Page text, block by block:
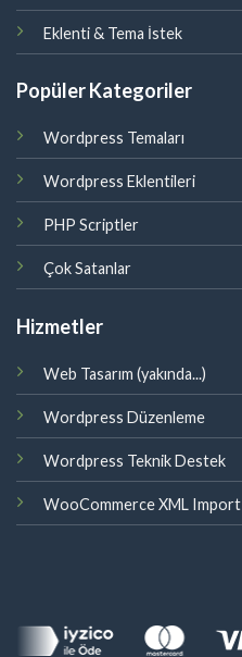
Eklenti & Tema İstek
Popüler Kategoriler
Wordpress Temaları
Wordpress Eklentileri
PHP Scriptler
Çok Satanlar
Hizmetler
Web Tasarım (yakında...)
Wordpress Düzenleme
Wordpress Teknik Destek
WooCommerce XML Import